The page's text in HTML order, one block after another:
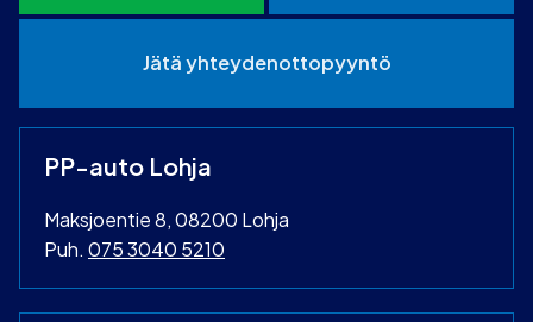
Jätä yhteydenottopyyntö
PP-auto Lohja
Maksjoentie 8, 08200 Lohja
Puh. 075 3040 5210